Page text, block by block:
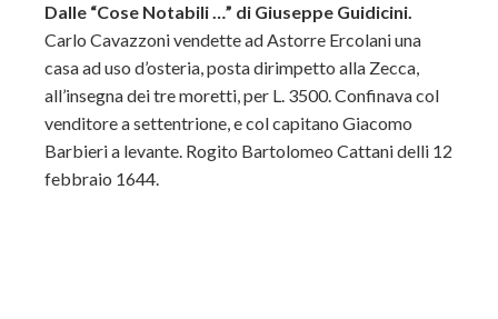
Dalle “Cose Notabili …” di Giuseppe Guidicini.
Carlo Cavazzoni vendette ad Astorre Ercolani una
casa ad uso d’osteria, posta dirimpetto alla Zecca,
all’insegna dei tre moretti, per L. 3500. Confinava col
venditore a settentrione, e col capitano Giacomo
Barbieri a levante. Rogito Bartolomeo Cattani delli 12
febbraio 1644.